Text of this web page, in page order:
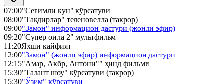
07:00"Севимли кун" кўрсатуви
08:00"Тақдирлар" теленовелла (такрор)
09:00"Замон" информацион дастури (жонли эфир)
09:20"Супер оила 2" мультфильм
11:20Яхши кайфият
12:00"Замон" (жонли эфир) информацион дастури
12:15"Амар, Акбр, Антони"" ҳинд фильми
15:30"Талант шоу" кўрсатуви (такрор)
15:30"Ўзим" кўрсатуви